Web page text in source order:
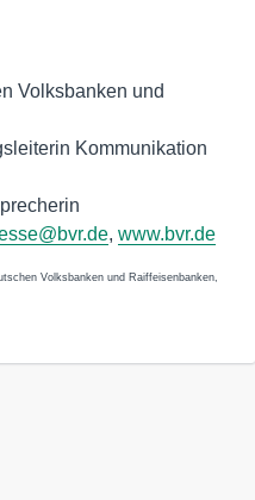
Volksbanken und
Kommunikation
, www.bvr.de
Volksbanken und Raiffeisenbanken,